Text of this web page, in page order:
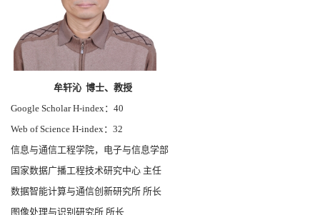
牟轩沁 博士、教授
Google Scholar H-index：40
Web of Science H-index：32
信息与通信工程学院，电子与信息学部
国家数据广播工程技术研究中心 主任
数据智能计算与通信创新研究所 所长
图像处理与识别研究所 所长